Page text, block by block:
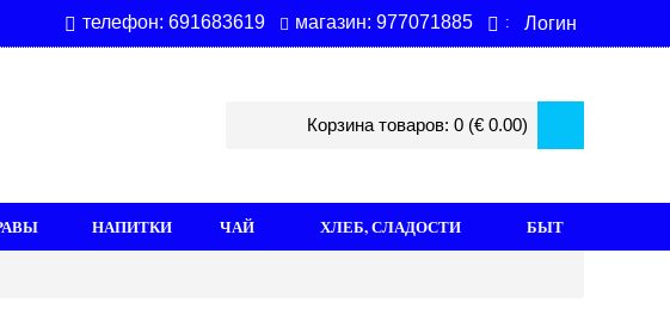
телефон: 691683619 магазин: 977071885 : Логин
Корзина товаров: 0 (€ 0.00)
НАПИТКИ ЧАЙ ХЛЕБ, СЛАДОСТИ БЫТ